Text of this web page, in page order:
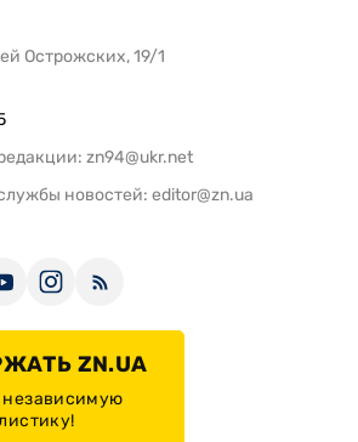
Острожских, 19/1
zn94@ukr.net
новостей: editor@zn.ua
ZN.UA
независимую